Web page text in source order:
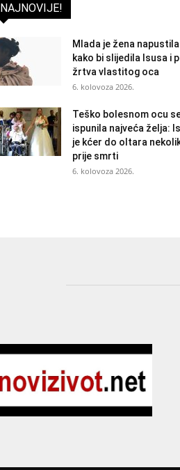
NAJNOVIJE!
Mlada je žena
kako bi slijedila Isusa i
žrtva vlastitog oca
6. kolovoza 2026.
Teško bolesnom ocu
ispunila najveća želja:
je kćer do oltara
prije smrti
6. kolovoza 2026.